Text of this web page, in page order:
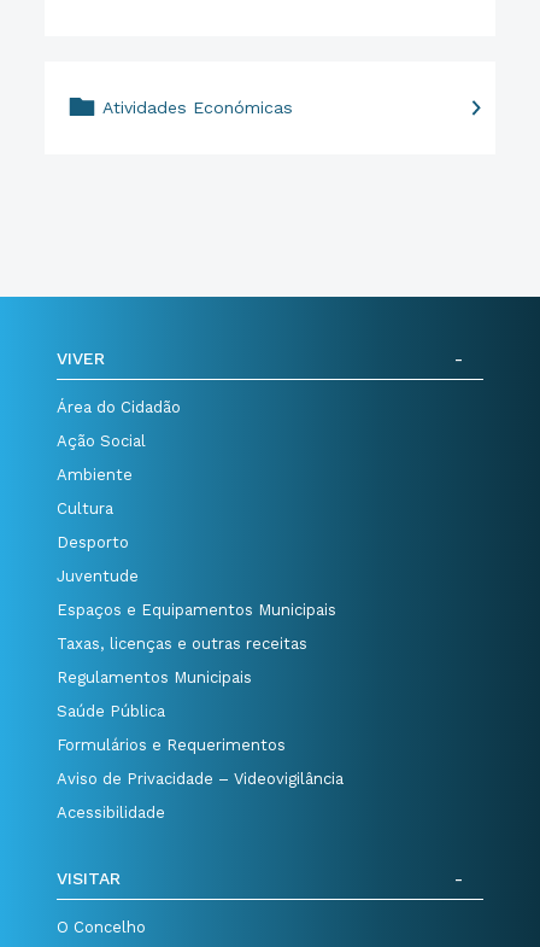
Atividades Económicas
VIVER
Área do Cidadão
Ação Social
Ambiente
Cultura
Desporto
Juventude
Espaços e Equipamentos Municipais
Taxas, licenças e outras receitas
Regulamentos Municipais
Saúde Pública
Formulários e Requerimentos
Aviso de Privacidade – Videovigilância
Acessibilidade
VISITAR
O Concelho